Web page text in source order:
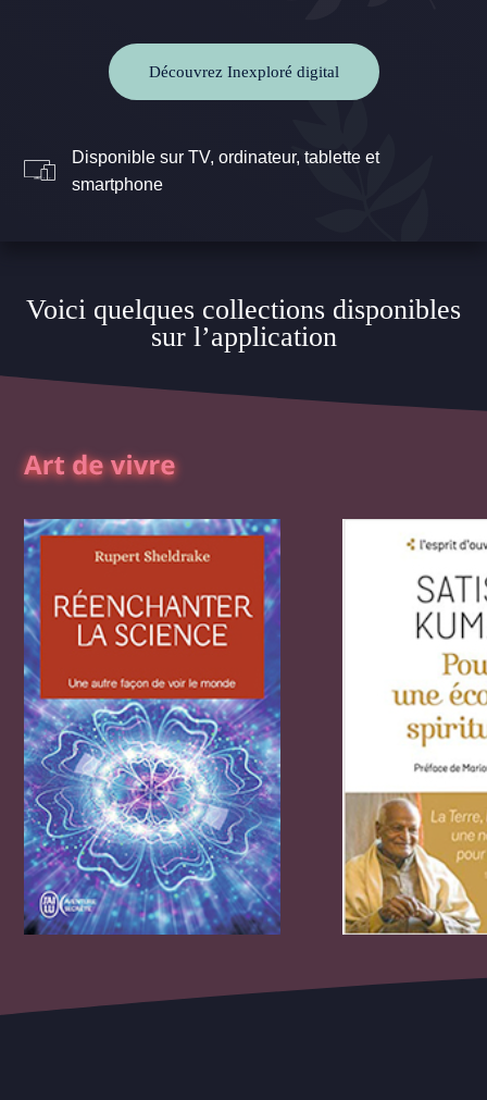
Découvrez Inexploré digital
Disponible sur TV, ordinateur, tablette et
smartphone
Voici quelques collections disponibles
sur l’application